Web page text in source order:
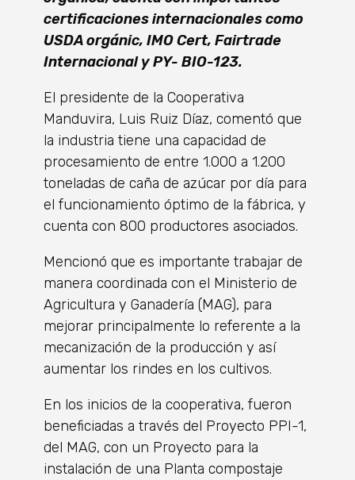
certificaciones internacionales como
USDA orgánic, IMO Cert, Fairtrade
Internacional y PY- BIO-123.
El presidente de la Cooperativa
Manduvira, Luis Ruiz Díaz, comentó que
la industria tiene una capacidad de
procesamiento de entre 1.000 a 1.200
toneladas de caña de azúcar por día para
el funcionamiento óptimo de la fábrica, y
cuenta con 800 productores asociados.
Mencionó que es importante trabajar de
manera coordinada con el Ministerio de
Agricultura y Ganadería (MAG), para
mejorar principalmente lo referente a la
mecanización de la producción y así
aumentar los rindes en los cultivos.
En los inicios de la cooperativa, fueron
beneficiadas a través del Proyecto PPI-1,
del MAG, con un Proyecto para la
instalación de una Planta compostaje